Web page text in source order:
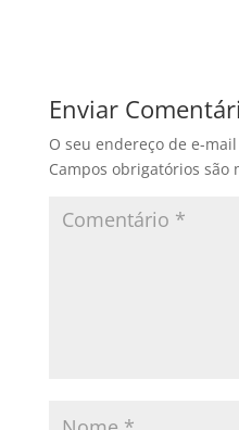
Enviar
O seu endereço de e-
Campos obrigatórios são